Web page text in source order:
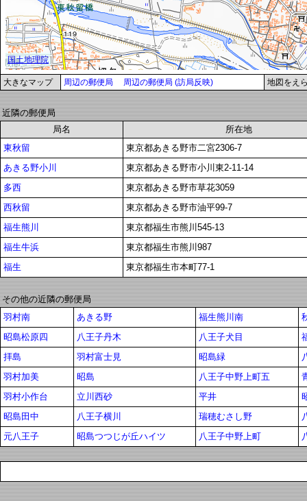
大きなマップ 周辺の郵便局 周辺の郵便局 (訪局反映) 地図をえ
近隣の郵便局
局名
所在地
東秋留
東京都あきる野市二宮2306-7
あきる野小川
東京都あきる野市小川東2-11-14
多西
東京都あきる野市草花3059
西秋留
東京都あきる野市油平99-7
福生熊川
東京都福生市熊川545-13
福生牛浜
東京都福生市熊川987
福生
東京都福生市本町77-1
その他の近隣の郵便局
羽村南
あきる野 福生熊川南
昭島松原四
八王子丹木 八王子犬目
拝島
羽村富士見 昭島緑
羽村加美
昭島 八王子中野上町五
羽村小作台
立川西砂 平井
昭島田中
八王子横川 瑞穂むさし野
元八王子
昭島つつじが丘ハイツ 八王子中野上町